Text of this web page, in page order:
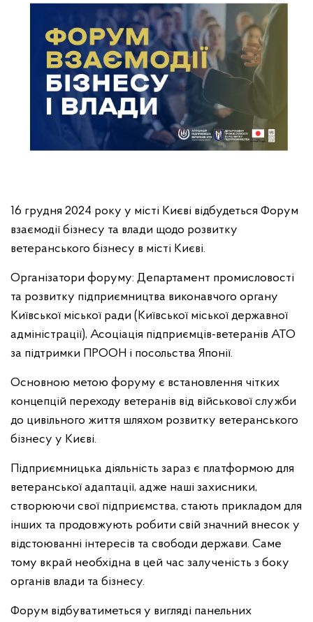
16 грудня 2024 року у місті Києві відбудеться Форум
взаємодії бізнесу та влади щодо розвитку
ветеранського бізнесу в місті Києві.
Організатори форуму: Департамент промисловості
та розвитку підприємництва виконавчого органу
Київської міської ради (Київської міської державної
адміністрації), Асоціація підприємців-ветеранів АТО
за підтримки ПРООН і посольства Японії.
Основною метою форуму є встановлення чітких
концепцій переходу ветеранів від військової служби
до цивільного життя шляхом розвитку ветеранського
бізнесу у Києві.
Підприємницька діяльність зараз є платформою для
ветеранської адаптації, адже наші захисники,
створюючи свої підприємства, стають прикладом для
інших та продовжують робити свій значний внесок у
відстоюванні інтересів та свободи держави. Саме
тому вкрай необхідна в цей час залученість з боку
органів влади та бізнесу.
Форум відбуватиметься у вигляді панельних